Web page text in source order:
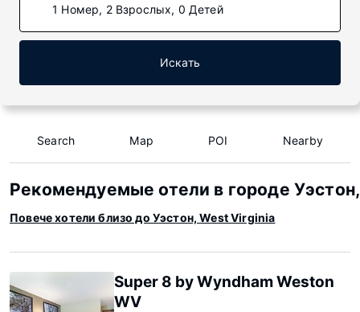
1 Номер, 2 Взрослых, 0 Детей
Искать
Search Map POI Nearby
Рекомендуемые отели в городе
Повече хотели близо до Уэстон, West Virginia
Super 8 by Wyndham Weston
WV